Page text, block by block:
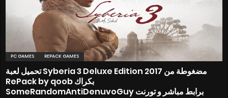
PC GAMES REPACK GAMES
تحميل لعبة Syberia 3 Deluxe Edition 2017 مضغوطة من
RePack by qoob بكراك
SomeRandomAntiDenuvoGuy برابط مباشر و تورنت